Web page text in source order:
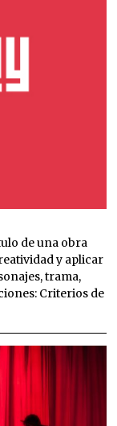
de una obra
y aplicar
trama,
Criterios de